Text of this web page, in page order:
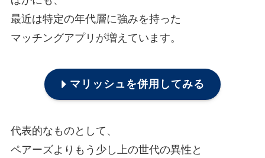
最近は特定の年代層に強みを持った
マッチングアプリが増えています。
マリッシュを併用してみる
代表的なものとして、
ペアーズよりもう少し上の世代の異性と